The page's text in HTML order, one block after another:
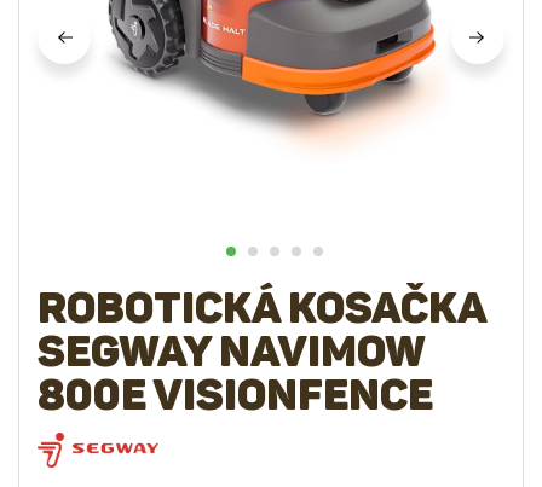
Robotická kosačka
SEGWAY Navimow
800E Visionfence